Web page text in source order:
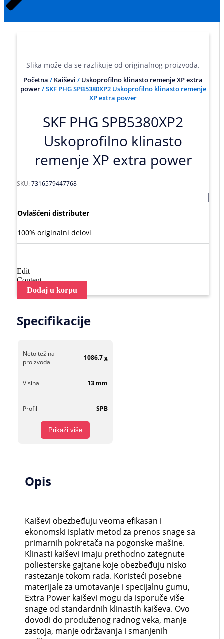
Slika može da se razlikuje od originalnog proizvoda.
Početna / Kaiševi / Uskoprofilno klinasto remenje XP extra
power/ SKF PHG SPB5380XP2 Uskoprofilno klinasto remenje
XP extra power
SKF PHG SPB5380XP2
Uskoprofilno klinasto
remenje XP extra power
SKU:7316579447768
Ovlašćeni distributer
100% originalni delovi
Edit
Content
Dodaj u korpu
Specifikacije
Neto težina
proizvoda
1086.7 g
Visina 13 mm
Profil SPB
Prikaži više
Opis
Kaiševi obezbeđuju veoma efikasan i
ekonomski isplativ metod za prenos snage sa
primarnih pokretača na pogonske mašine.
Klinasti kaiševi imaju prethodno zategnute
poliesterske gajtane koje obezbeđuju nisko
rastezanje tokom rada. Koristeći posebne
materijale za umotavanje i specijalnu gumu,
Extra Power kaiševi mogu da isporuče više
snage od standardnih klinastih kaiševa. Ovo
dovodi do produženog radnog veka, manje
zastoja, manje održavanja i smanjenih